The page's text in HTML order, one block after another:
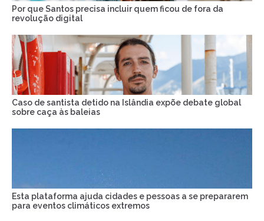
Por que Santos precisa incluir quem ficou de fora da
revolução digital
Caso de santista detido na Islândia expõe debate global
sobre caça às baleias
Esta plataforma ajuda cidades e pessoas a se prepararem
para eventos climáticos extremos